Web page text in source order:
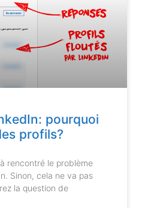
pourquoi
profils?
rencontré le problème
Sinon, cela ne va pas
la question de